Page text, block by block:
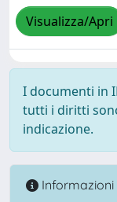
Visualizza/Apri
I documenti in
tutti i diritti
indicazione.
Informazioni